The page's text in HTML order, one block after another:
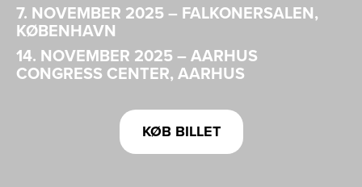
7. NOVEMBER 2025 – FALKONERSALEN,
KØBENHAVN
14. NOVEMBER 2025 – AARHUS
CONGRESS CENTER, AARHUS
KØB BILLET